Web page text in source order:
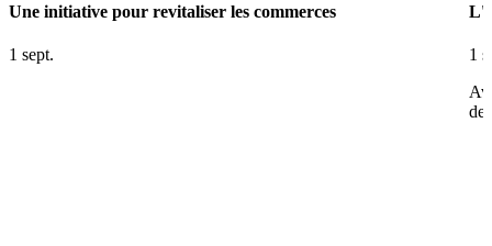
Une initiative pour revitaliser les commerces
1 sept.
1
de